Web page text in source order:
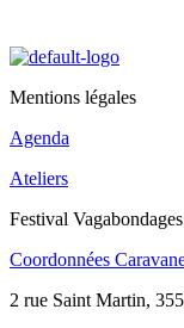
Mentions légales
Agenda
Ateliers
Festival
Coordonnées
2 rue Saint Martin,